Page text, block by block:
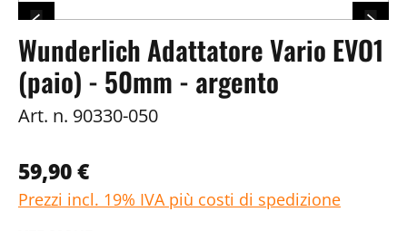
Wunderlich Adattatore Vario EVO1
(paio) - 50mm - argento
Art. n. 90330-050
59,90 €
Prezzi incl. 19% IVA più costi di spedizione